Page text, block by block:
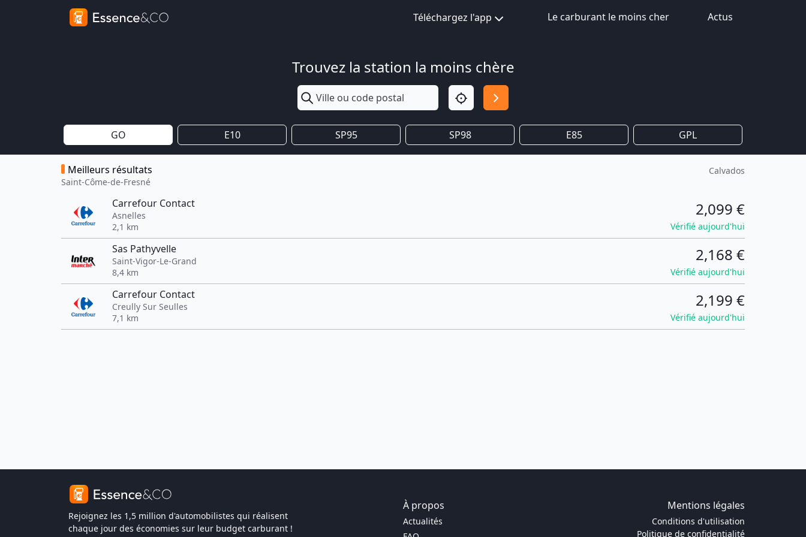
Téléchargez l'app Le carburant le moins cher Actus
Trouvez la station la moins chère
GO E10 SP95 SP98 E85 GPL
Meilleurs résultats
Saint-Côme-de-Fresné
Calvados
Carrefour Contact
Asnelles
2,1 km
2,099 €
Vérifié aujourd'hui
Sas Pathyvelle
Saint-Vigor-Le-Grand
8,4 km
2,168 €
Vérifié aujourd'hui
Carrefour Contact
Creully Sur Seulles
7,1 km
2,199 €
Vérifié aujourd'hui
Rejoignez les 1,5 million d'automobilistes qui réalisent
chaque jour des économies sur leur budget carburant !
À propos Mentions légales
Actualités
Conditions d'utilisation
Politique de confidentialité